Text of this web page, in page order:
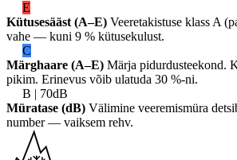
E
Kütusesääst (A–E) Veeretakistuse klass A
vahe — kuni 9 % kütusekulust.
C
Märghaare (A–E) Märja
pikim. Erinevus võib ulatuda 30 %-ni.
B | 70dB
Müratase (dB) Välimine veeremismüra
number — vaiksem rehv.